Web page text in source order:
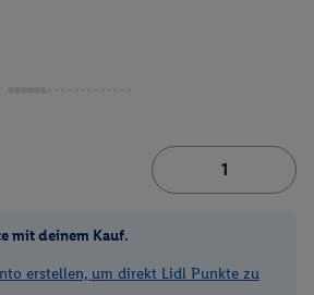
mit deinem Kauf.
erstellen, um direkt Lidl Punkte zu